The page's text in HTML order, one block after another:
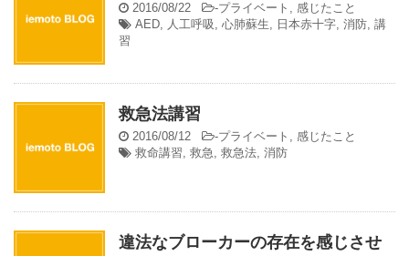
2016/08/22 -プライベート , 感じたこと
AED, 人工呼吸 , 心肺蘇生, 日本赤十字, 消防, 講
習
救急法講習
2016/08/12 -プライベート , 感じたこと
救命講習, 救急, 救急法, 消防
違法なブローカーの存在を感じさせ